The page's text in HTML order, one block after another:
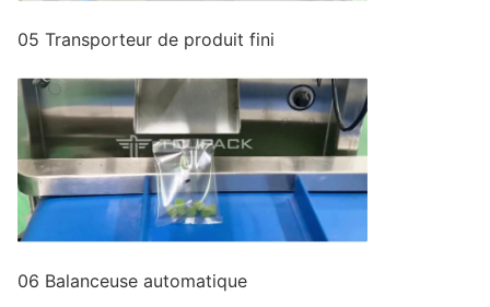
05 Transporteur de produit fini
06 Balanceuse automatique